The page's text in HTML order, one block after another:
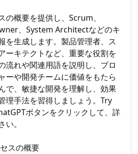
の概要を提供し、Scrum、
、System Architectなどのキ
を生成します。製品管理者、ス
ーキテクトなど、重要な役割を
流れや関連用語を説明し、プロ
ーや開発チームに価値をもたら
で、敏捷な開発を理解し、効果
理手法を習得しましょう。Try
ボタンをクリックして、詳
。
スの概要